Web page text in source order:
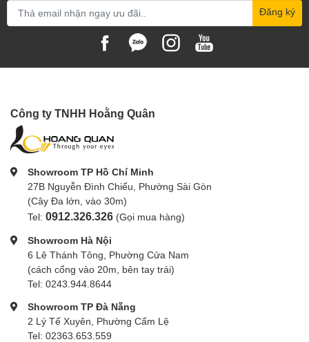
Đăng ký
Công ty TNHH Hoằng Quân
Showroom TP Hồ Chí Minh
27B Nguyễn Đình Chiểu, Phường Sài Gòn
(Cây Đa lớn, vào 30m)
Tel: 0912.326.326 (Gọi mua hàng)
Showroom Hà Nội
6 Lê Thánh Tông, Phường Cửa Nam
(cách cổng vào 20m, bên tay trái)
Tel: 0243.944.8644
Showroom TP Đà Nẵng
2 Lý Tế Xuyên, Phường Cẩm Lệ
Tel: 02363.653.559